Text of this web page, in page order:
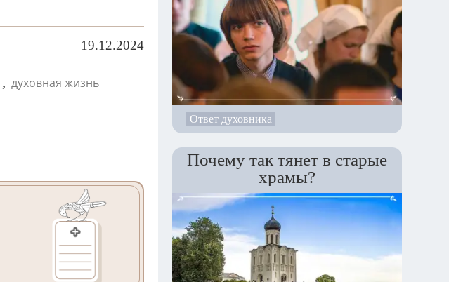
19.12.2024
, духовная жизнь
Ответ духовника
Почему так тянет в старые
храмы?